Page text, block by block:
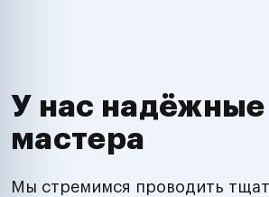
У нас надёжные
мастера
Мы стремимся проводить